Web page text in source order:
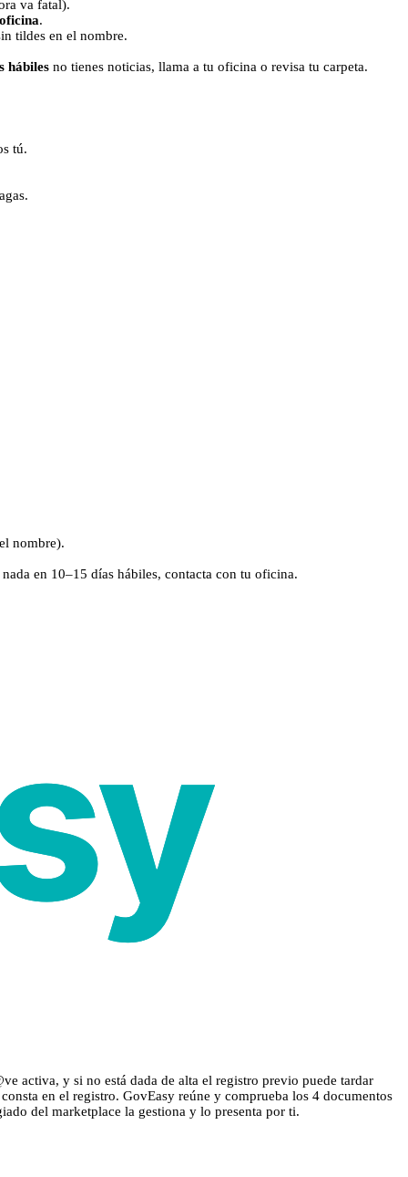
va fatal).
.
tildes en el nombre.
hábiles no tienes noticias, llama a tu oficina o revisa tu carpeta.
tú.
nombre).
en 10–15 días hábiles, contacta con tu oficina.
activa, y si no está dada de alta el registro previo puede tardar
en el registro. GovEasy reúne y comprueba los 4 documentos
del marketplace la gestiona y lo presenta por ti.